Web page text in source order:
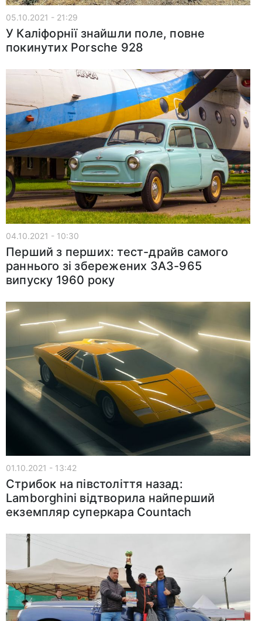
05.10.2021 - 21:29
У Каліфорнії знайшли поле, повне
покинутих Porsche 928
04.10.2021 - 10:30
Перший з перших: тест-драйв самого
раннього зі збережених ЗАЗ-965
випуску 1960 року
01.10.2021 - 13:42
Стрибок на півстоліття назад:
Lamborghini відтворила найперший
екземпляр суперкара Countach